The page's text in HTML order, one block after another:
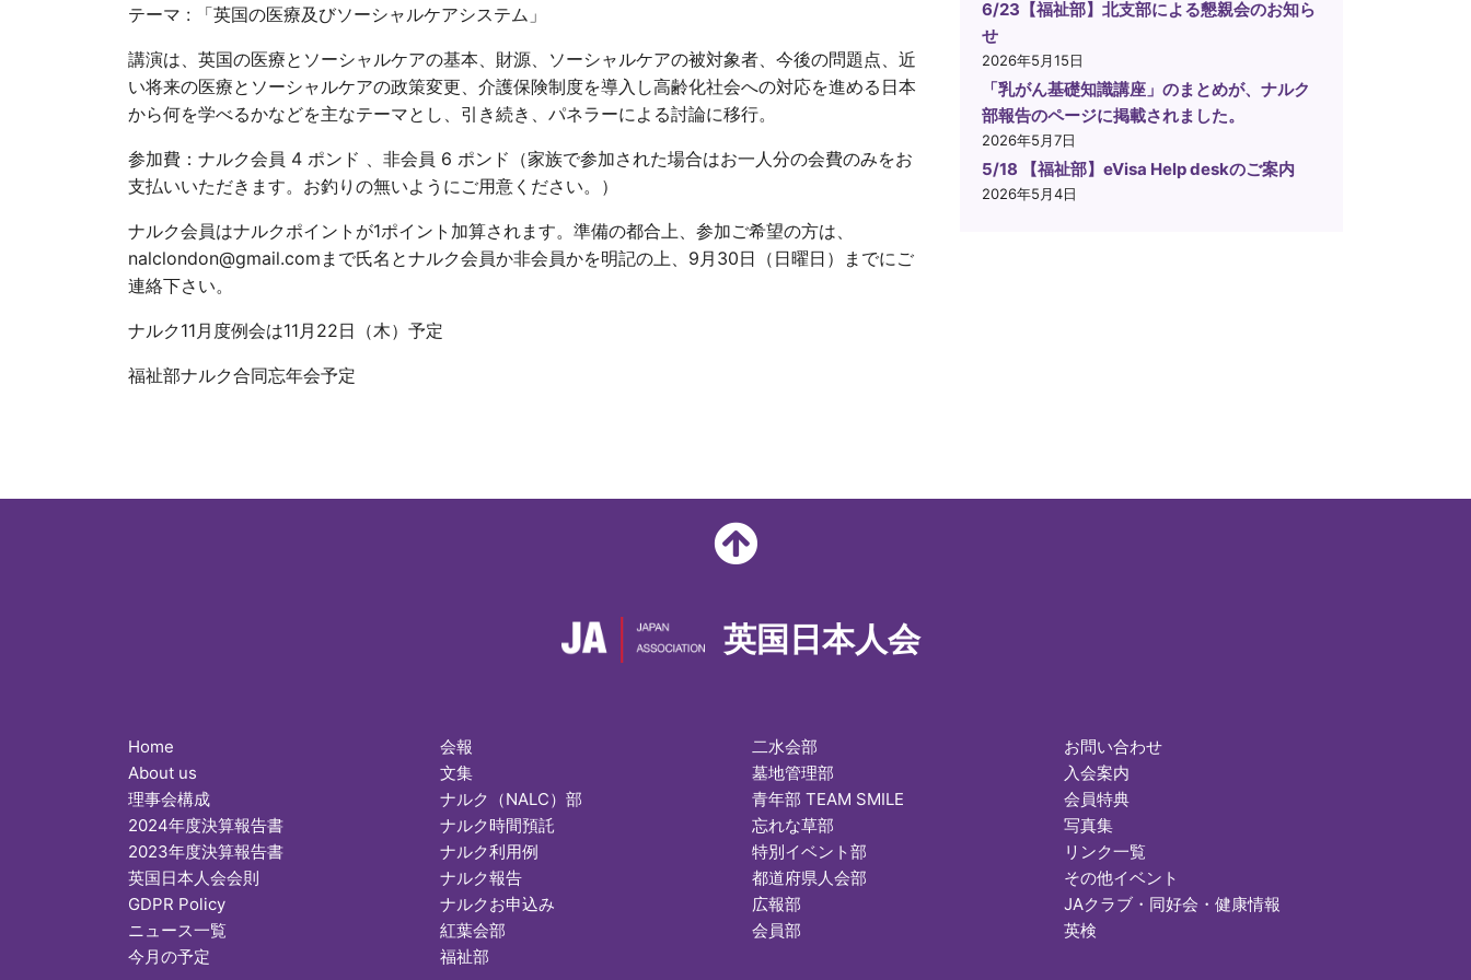
テーマ : 「英国の医療及びソーシャルケアシステム」
講演は、英国の医療とソーシャルケアの基本、財源、ソーシャルケアの被対象者、今後の問題点、近
い将来の医療とソーシャルケアの政策変更、介護保険制度を導入し高齢化社会への対応を進める日本
から何を学べるかなどを主なテーマとし 、引き続き、パネラーによる討論に移行。
参加費：ナルク会員 4 ポンド 、非会員 6 ポンド（家族で参加された場合はお一人分の会費のみをお
支払いいただきます。お釣りの無いようにご用意ください。）
ナルク会員はナルクポイントが1ポイント加算されます。準備の都合上、参加ご希望の方は、
nalclondon@gmail.com まで氏名とナルク会員か非会員かを明記の上、9月30日（日曜日）までにご
連絡下さい。
ナルク11月度例会は11月22日（木） 予定
福祉部ナルク合同忘年会予定
6/23【福祉部】北支部による懇親会のお知ら
せ
2026年5月15日
「乳がん基礎知識講座」のまとめが、ナルク
部報告のページに掲載されました。
2026年5月7日
5/18 【福祉部】eVisa Help deskのご案内
2026年5月4日
英国日本人会
Home
About us
理事会構成
2024年度決算報告書
2023年度決算報告書
英国日本人会会則
GDPR Policy
ニュース一覧
今月の予定
会報
文集
ナルク（NALC）部
ナルク時間預託
ナルク利用例
ナルク報告
ナルクお申込み
紅葉会部
福祉部
二水会部
墓地管理部
青年部 TEAM SMILE
忘れな草部
特別イベント部
都道府県人会部
広報部
会員部
お問い合わせ
入会案内
会員特典
写真集
リンク一覧
その他イベント
JAクラブ・同好会・健康情報
英検